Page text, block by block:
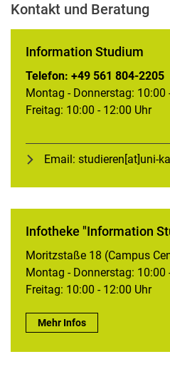
Kontakt und Beratung
Information Studium
Telefon: +49 561 804-2205
Montag - Donnerstag: 10:00
Freitag: 10:00 - 12:00 Uhr
Email: studieren[at]uni-
Infotheke "Information
Moritzstaße 18 (Campus
Montag - Donnerstag: 10:00
Freitag: 10:00 - 12:00 Uhr
Infotheke "Information
Mehr Infos